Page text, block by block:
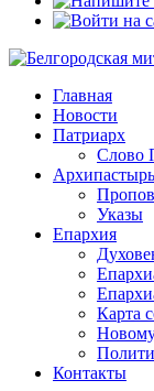
Главная
Новости
Патриарх
Слово
Архипастырь
Указы
Епархия
Карта
Контакты